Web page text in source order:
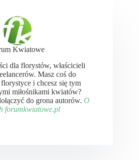
Kwiatowe
dla florystów, właścicieli
Masz coś do
i chcesz się tym
miłośnikami kwiatów?
do grona autorów. O
forumkwiatowe.pl